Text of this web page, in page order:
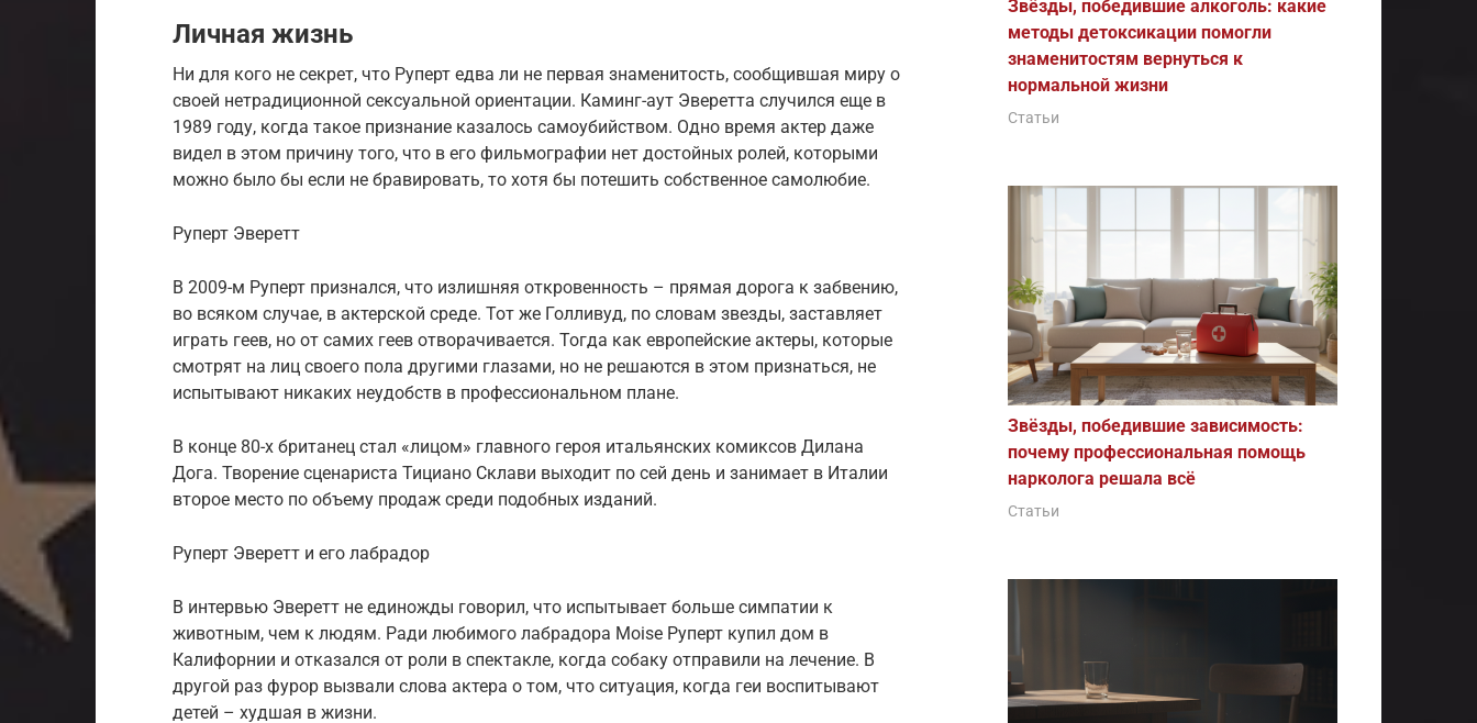
Личная жизнь
Ни для кого не секрет, что Руперт едва ли не первая знаменитость, сообщившая миру о
своей нетрадиционной ceкcуальной ориентации. Каминг-аут Эверетта случился еще в
1989 году, когда такое признание казалось самоубийством. Одно время актер даже
видел в этом причину того, что в его фильмографии нет достойных ролей, которыми
можно было бы если не бравировать, то хотя бы потешить собственное самолюбие.
Руперт Эверетт
В 2009-м Руперт признался, что излишняя откровенность – прямая дорога к забвению,
во всяком случае, в актерской среде. Тот же Голливуд, по словам звезды, заставляет
играть геев, но от самих геев отворачивается. Тогда как европейские актеры, которые
смотрят на лиц своего пола другими глазами, но не решаются в этом признаться, не
испытывают никаких неудобств в профессиональном плане.
В конце 80-х британец стал «лицом» главного героя итальянских комиксов Дилана
Дога. Творение сценариста Тициано Склави выходит по сей день и занимает в Италии
второе место по объему продаж среди подобных изданий.
Руперт Эверетт и его лабрадор
В интервью Эверетт не единожды говорил, что испытывает больше симпатии к
животным, чем к людям. Ради любимого лабрадора Moise Руперт купил дом в
Калифорнии и отказался от роли в спектакле, когда собаку отправили на лечение. В
другой раз фурор вызвали слова актера о том, что ситуация, когда гeи воспитывают
детей – худшая в жизни.
Звёзды, победившие алкоголь: какие
методы детоксикации помогли
знаменитостям вернуться к
нормальной жизни
Статьи
Звёзды, победившие зависимость:
почему профессиональная помощь
нарколога решала всё
Статьи